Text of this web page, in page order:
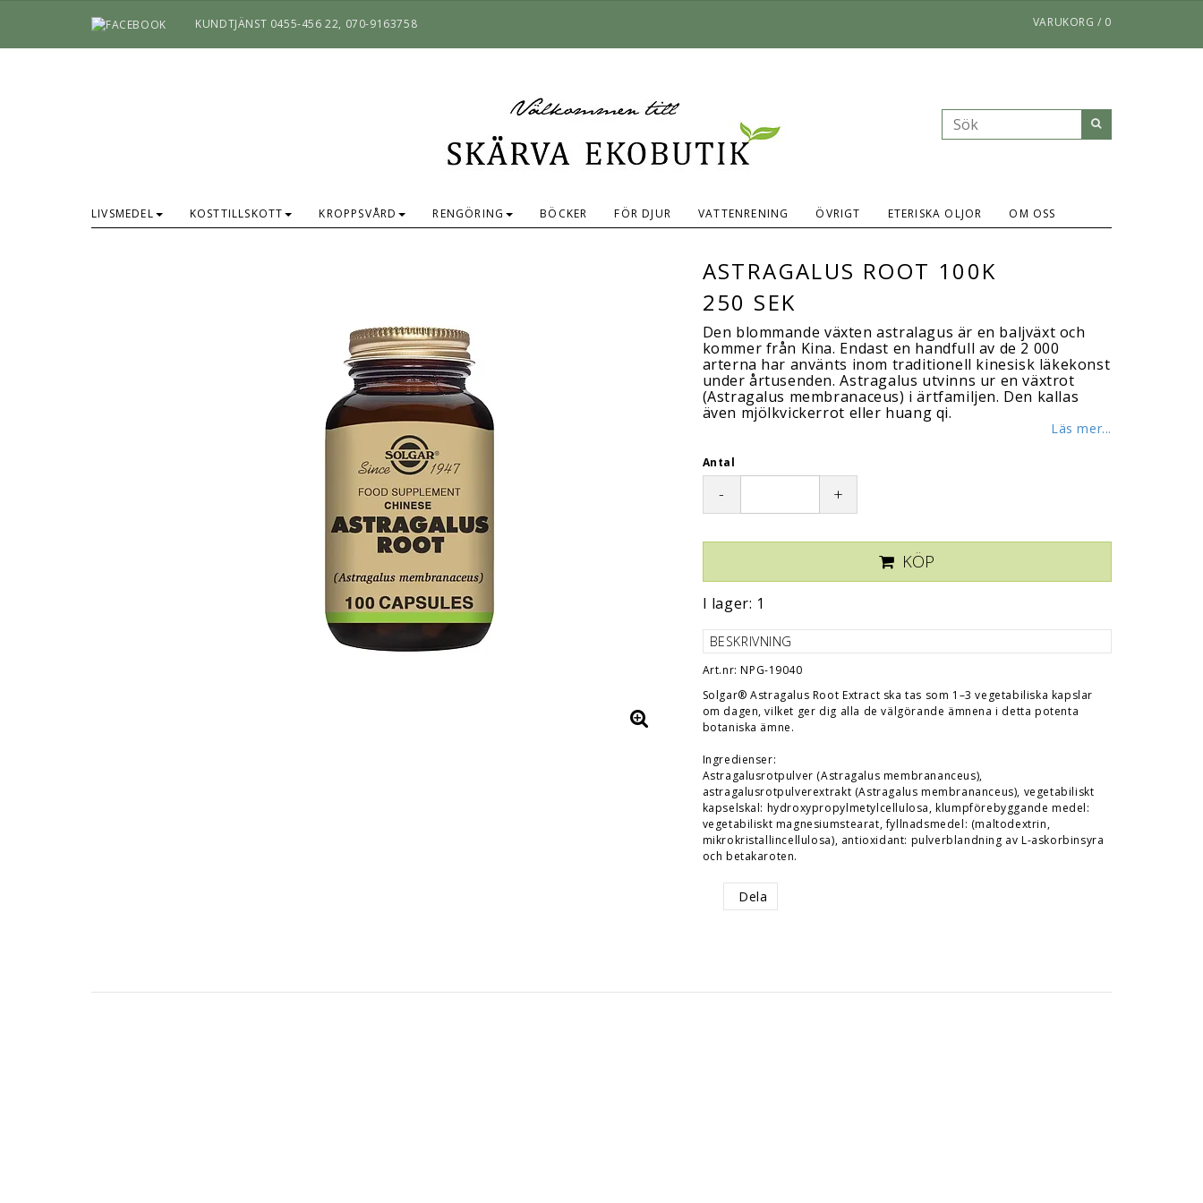
KUNDTJÄNST 0455-456 22, 070-9163758 VARUKORG / 0
LIVSMEDEL KOSTTILLSKOTT KROPPSVÅRD RENGÖRING BÖCKER FÖR DJUR VATTENRENING ÖVRIGT ETERISKA OLJOR OM OSS
ASTRAGALUS ROOT 100K
250 SEK
Den blommande växten astralagus är en baljväxt och
kommer från Kina. Endast en handfull av de 2 000
arterna har använts inom traditionell kinesisk läkekonst
under årtusenden. Astragalus utvinns ur en växtrot
(Astragalus membranaceus) i ärtfamiljen. Den kallas
även mjölkvickerrot eller huang qi.
Läs mer...
Antal
- +
KÖP
I lager: 1
BESKRIVNING
Art.nr: NPG-19040
Solgar® Astragalus Root Extract ska tas som 1–3 vegetabiliska kapslar
om dagen, vilket ger dig alla de välgörande ämnena i detta potenta
botaniska ämne.
Ingredienser:
Astragalusrotpulver (Astragalus membrananceus),
astragalusrotpulverextrakt (Astragalus membrananceus), vegetabiliskt
kapselskal: hydroxypropylmetylcellulosa, klumpförebyggande medel:
vegetabiliskt magnesiumstearat, fyllnadsmedel: (maltodextrin,
mikrokristallincellulosa), antioxidant: pulverblandning av L-askorbinsyra
och betakaroten.
Dela